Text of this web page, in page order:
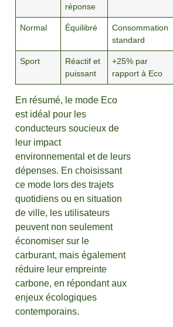
réponse
Normal Équilibré
Consommation
standard
Sport
Réactif et
puissant
+25% par
rapport à Eco
En résumé, le mode Eco
est idéal pour les
conducteurs soucieux de
leur impact
environnemental et de leurs
dépenses. En choisissant
ce mode lors des trajets
quotidiens ou en situation
de ville, les utilisateurs
peuvent non seulement
économiser sur le
carburant, mais également
réduire leur empreinte
carbone, en répondant aux
enjeux écologiques
contemporains.